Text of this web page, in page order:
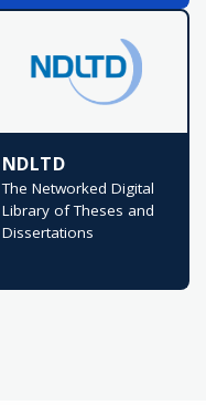
NDLTD
The Networked Digital
Library of Theses and
Dissertations